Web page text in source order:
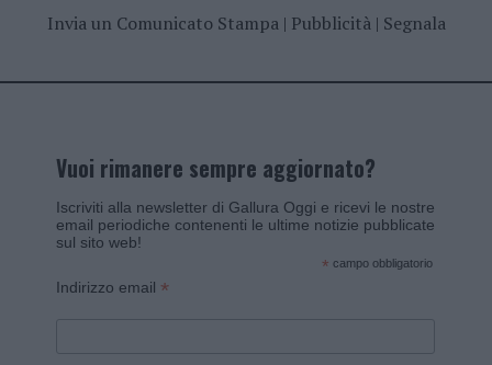
Invia un Comunicato Stampa| Pubblicità| Segnala
Vuoi rimanere sempre aggiornato?
Iscriviti alla newsletter di Gallura Oggi e ricevi le nostre
email periodiche contenenti le ultime notizie pubblicate
sul sito web!
* campo obbligatorio
Indirizzo email *